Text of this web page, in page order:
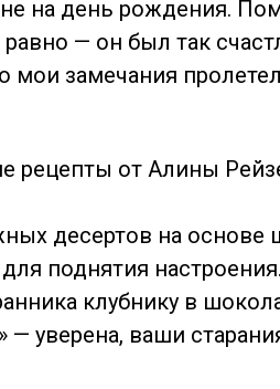
на день рождения.
— он был так
мои замечания
десертов на
поднятия
клубнику в
— уверена, ваши